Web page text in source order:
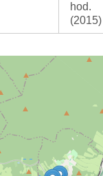
hod.
(2015)